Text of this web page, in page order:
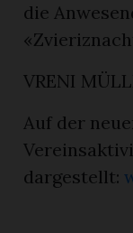
die
VRENI
Auf der
dargestellt: